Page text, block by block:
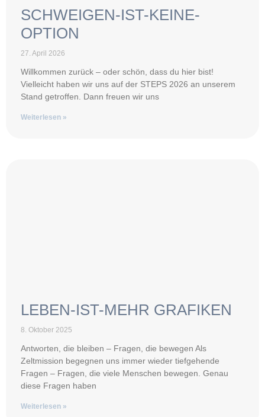
SCHWEIGEN-IST-KEINE-
OPTION
27. April 2026
Willkommen zurück – oder schön, dass du hier bist!
Vielleicht haben wir uns auf der STEPS 2026 an unserem
Stand getroffen. Dann freuen wir uns
Weiterlesen »
LEBEN-IST-MEHR GRAFIKEN
8. Oktober 2025
Antworten, die bleiben – Fragen, die bewegen Als
Zeltmission begegnen uns immer wieder tiefgehende
Fragen – Fragen, die viele Menschen bewegen. Genau
diese Fragen haben
Weiterlesen »